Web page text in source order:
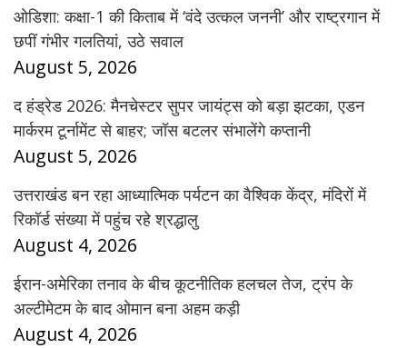
ओडिशा: कक्षा-1 की किताब में ‘वंदे उत्कल जननी’ और राष्ट्रगान में
छपीं गंभीर गलतियां, उठे सवाल
August 5, 2026
द हंड्रेड 2026: मैनचेस्टर सुपर जायंट्स को बड़ा झटका, एडन
मार्करम टूर्नामेंट से बाहर; जॉस बटलर संभालेंगे कप्तानी
August 5, 2026
उत्तराखंड बन रहा आध्यात्मिक पर्यटन का वैश्विक केंद्र, मंदिरों में
रिकॉर्ड संख्या में पहुंच रहे श्रद्धालु
August 4, 2026
ईरान-अमेरिका तनाव के बीच कूटनीतिक हलचल तेज, ट्रंप के
अल्टीमेटम के बाद ओमान बना अहम कड़ी
August 4, 2026